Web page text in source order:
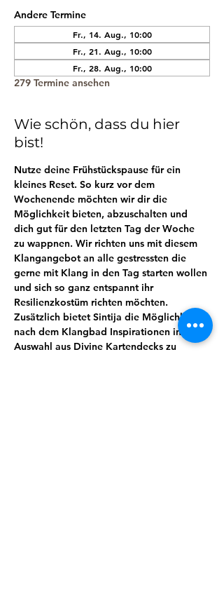
Andere Termine
Fr., 14. Aug., 10:00
Fr., 21. Aug., 10:00
Fr., 28. Aug., 10:00
279 Termine ansehen
Wie schön, dass du hier
bist!
Nutze deine Frühstückspause für ein
kleines Reset. So kurz vor dem
Wochenende möchten wir dir die
Möglichkeit bieten, abzuschalten und
dich gut für den letzten Tag der Woche
zu wappnen. Wir richten uns mit diesem
Klangangebot an alle gestressten die
gerne mit Klang in den Tag starten wollen
und sich so ganz entspannt ihr
Resilienzkostüm richten möchten.
Zusätzlich bietet Sintija die Möglichkeit
nach dem Klangbad Inspirationen in ihrer
Auswahl aus Divine Kartendecks zu